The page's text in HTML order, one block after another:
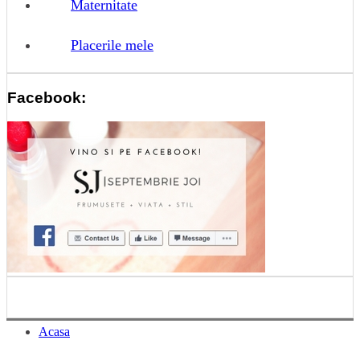
Maternitate
Placerile mele
Facebook:
Acasa